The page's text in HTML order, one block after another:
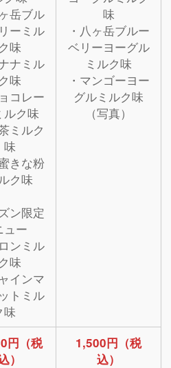
岳ブル
ーミル
ク味
ナミル
ク味
コレー
ルク味
ミルク
味
きな粉
ク味
ン限定
ュー
ンミル
ク味
インマ
トミル
味
味
・八ヶ岳ブルー
ベリーヨーグル
ミルク味
・マンゴーヨー
グルミルク味
（写真）
円（税
）
1,500円（税
込）